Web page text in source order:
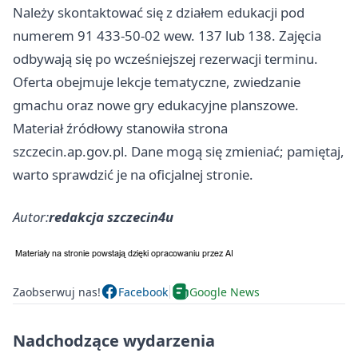
Należy skontaktować się z działem edukacji pod
numerem 91 433-50-02 wew. 137 lub 138. Zajęcia
odbywają się po wcześniejszej rezerwacji terminu.
Oferta obejmuje lekcje tematyczne, zwiedzanie
gmachu oraz nowe gry edukacyjne planszowe.
Materiał źródłowy stanowiła strona
szczecin.ap.gov.pl. Dane mogą się zmieniać; pamiętaj,
warto sprawdzić je na oficjalnej stronie.
Autor:redakcja szczecin4u
Zaobserwuj nas! Facebook Google News
Nadchodzące wydarzenia